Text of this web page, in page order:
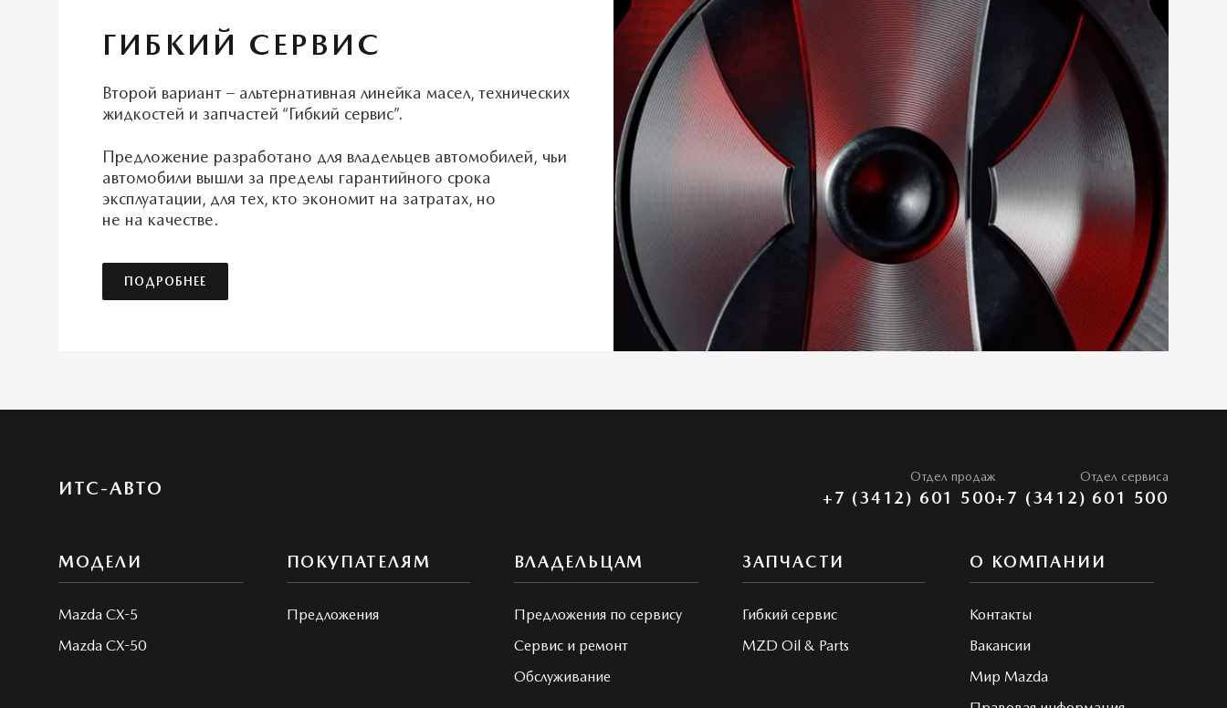
ГИБКИЙ СЕРВИС
Второй вариант – альтернативная линейка масел, технических
жидкостей и запчастей “Гибкий сервис”.
Предложение разработано для владельцев автомобилей, чьи
автомобили вышли за пределы гарантийного срока
эксплуатации, для тех, кто экономит на затратах, но
не на качестве.
ПОДРОБНЕЕ
ИТС-АВТО
Отдел продаж
+7 (3412) 601 500
Отдел сервиса
+7 (3412) 601 500
МОДЕЛИ
Mazda CX-5
Mazda CX-50
ПОКУПАТЕЛЯМ
Предложения
ВЛАДЕЛЬЦАМ
Предложения по сервису
Сервис и ремонт
Обслуживание
ЗАПЧАСТИ
Гибкий сервис
MZD Oil & Parts
О КОМПАНИИ
Контакты
Вакансии
Мир Mazda